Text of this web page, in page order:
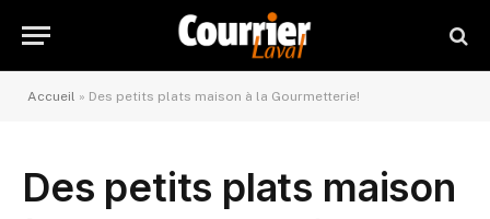
Accueil » Des petits plats maison à la Gourmetterie!
Des petits plats maison